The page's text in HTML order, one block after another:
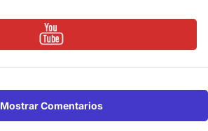
Mostrar Comentarios